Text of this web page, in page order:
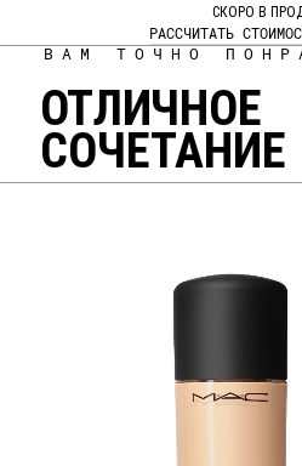
СКОРО В
РАССЧИТАТЬ
ВАМ ТОЧНО
ОТЛИЧНОЕ
СОЧЕТАНИЕ